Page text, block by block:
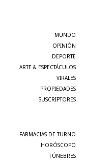
MUNDO
OPINIÓN
DEPORTE
ARTE & ESPECTÁCULOS
VIRALES
PROPIEDADES
SUSCRIPTORES
FARMACIAS DE TURNO
HORÓSCOPO
FÚNEBRES